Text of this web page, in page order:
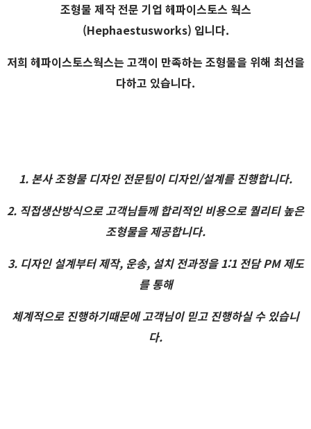
조형물 제작 전문 기업 헤파이스토스 웍스
(Hephaestusworks) 입니다.
저희 헤파이스토스웍스는 고객이 만족하는 조형물을 위해 최선을
다하고 있습니다.
1. 본사 조형물 디자인 전문팀이 디자인/설계를 진행합니다.
2. 직접생산방식으로 고객님들께 합리적인 비용으로 퀄리티 높은
조형물을 제공합니다.
3. 디자인 설계부터 제작, 운송, 설치 전과정을 1:1 전담 PM 제도
를 통해
체계적으로 진행하기때문에 고객님이 믿고 진행하실 수 있습니
다.